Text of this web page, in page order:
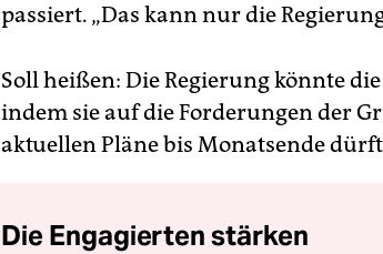
passiert. „Das kann nur die
Soll heißen: Die Regierung könnte
indem sie auf die Forderungen der
aktuellen Pläne bis Monatsende
Die Engagierten stärken